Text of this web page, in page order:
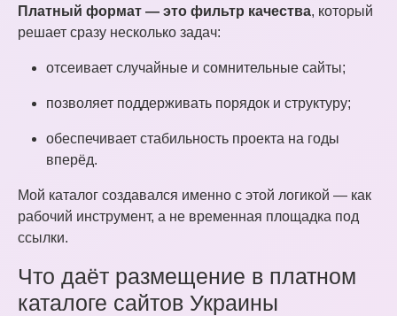
Платный формат — это фильтр качества, который
решает сразу несколько задач:
отсеивает случайные и сомнительные сайты;
позволяет поддерживать порядок и структуру;
обеспечивает стабильность проекта на годы
вперёд.
Мой каталог создавался именно с этой логикой — как
рабочий инструмент, а не временная площадка под
ссылки.
Что даёт размещение в платном
каталоге сайтов Украины